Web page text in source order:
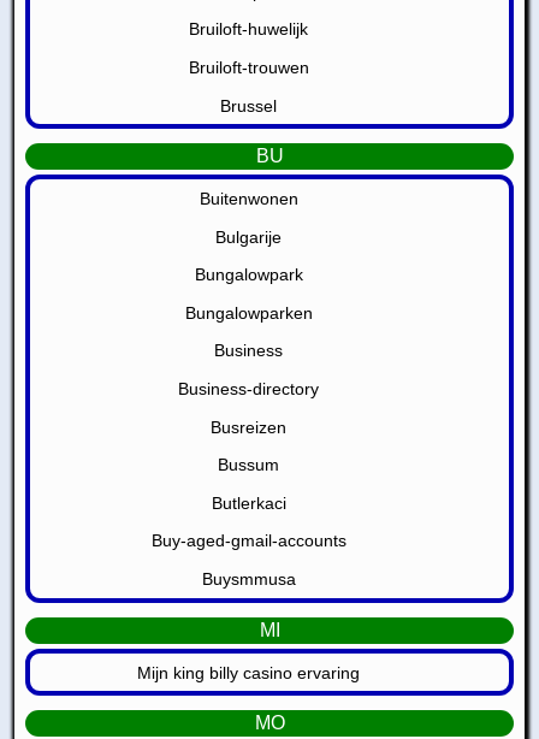
Bruiloft-huwelijk
Bruiloft-trouwen
Brussel
BU
Buitenwonen
Bulgarije
Bungalowpark
Bungalowparken
Business
Business-directory
Busreizen
Bussum
Butlerkaci
Buy-aged-gmail-accounts
Buysmmusa
MI
Mijn king billy casino ervaring
MO